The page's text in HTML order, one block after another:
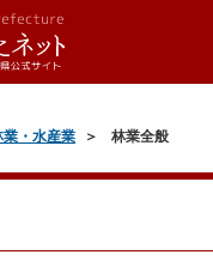
業・水産業 林業全般